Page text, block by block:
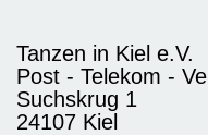
Tanzen in Kiel e.V.
Post - Telekom -
Suchskrug 1
24107 Kiel